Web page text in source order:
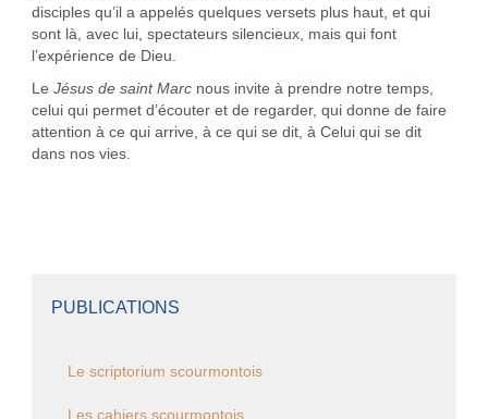
disciples qu’il a appelés quelques versets plus haut, et qui
sont là, avec lui, spectateurs silencieux, mais qui font
l’expérience de Dieu.
Le Jésus de saint Marcnous invite à prendre notre temps,
celui qui permet d’écouter et de regarder, qui donne de faire
attention à ce qui arrive, à ce qui se dit, à Celui qui se dit
dans nos vies.
PUBLICATIONS
Le scriptorium scourmontois
Les cahiers scourmontois